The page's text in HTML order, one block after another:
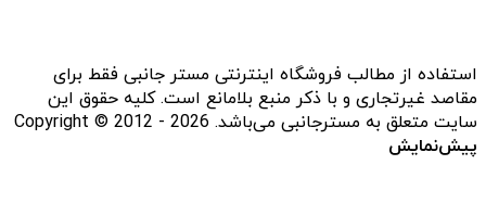
استفاده از مطالب فروشگاه اینترنتی مستر جانبی فقط برای
مقاصد غیرتجاری و با ذکر منبع بلامانع است. کلیه حقوق این
سایت متعلق به مسترجانبی می‌باشد. Copyright © 2012 - 2026
پیش‌نمایش